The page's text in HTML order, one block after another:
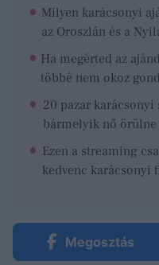
Milyen karácsonyi
az Oroszlán és a
Ha megérted az
többé nem okoz
20 pazar karácsonyi
bármelyik nő örülne
Ezen a streaming
kedvenc karácsonyi
Megosztás